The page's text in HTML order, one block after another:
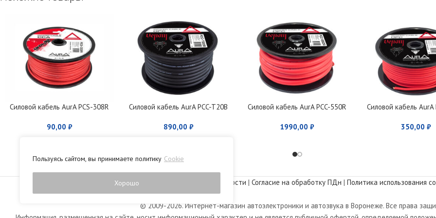
Пользуясь сайтом, вы принимаете политику Cookie
Хорошо
Силовой кабель AurA PCS-308R
90,00 ₽
Силовой кабель AurA PCC-T20B
890,00 ₽
Силовой кабель AurA PCC-550R
1990,00₽
Силовой кабель AurA
350,00₽
Политика конфиденциальности | Согласие на обработку ПДн | Политика использования
© 2009-2026. Интернет-магазин автоэлектроники и автозвука в Воронеже. Все права